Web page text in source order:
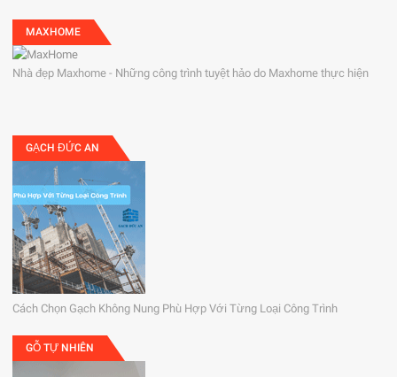
MAXHOME
Nhà đẹp Maxhome - Những công trình tuyệt hảo do Maxhome thực hiện
GẠCH ĐỨC AN
Cách Chọn Gạch Không Nung Phù Hợp Với Từng Loại Công Trình
GỖ TỰ NHIÊN